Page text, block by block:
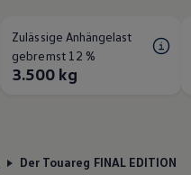
Zulässige Anhängelast
gebremst 12 %
3.500 kg
Der Touareg FINAL EDITION